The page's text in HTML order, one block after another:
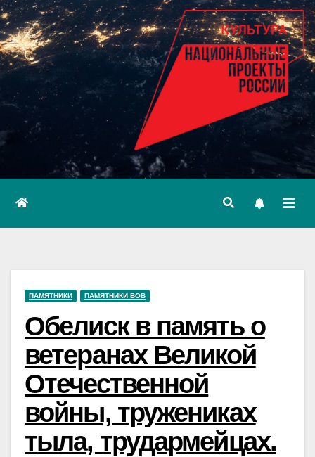
ПАМЯТНИКИ ПАМЯТНИКИ ВОВ
Обелиск в память о
ветеранах Великой
Отечественной
войны, тружениках
тыла, трудармейцах.